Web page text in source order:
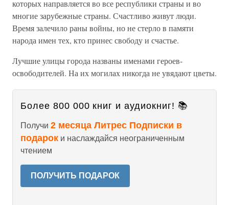
которых направляется во все республики страны и во
многие зарубежные страны. Счастливо живут люди.
Время залечило раны войны, но не стерло в памяти
народа имен тех, кто принес свободу и счастье.
Лучшие улицы города названы именами героев-
освободителей. На их могилах никогда не увядают цветы.
Более 800 000 книг и аудиокниг! 📚
Получи 2 месяца Литрес Подписки в
подарок и наслаждайся неограниченным
чтением
ПОЛУЧИТЬ ПОДАРОК